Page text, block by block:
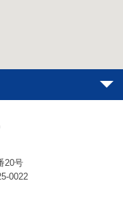
20号
0022